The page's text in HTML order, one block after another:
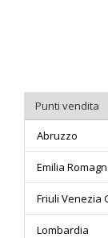
Punti vendita
Abruzzo
Emilia
Friuli Venezia
Lombardia